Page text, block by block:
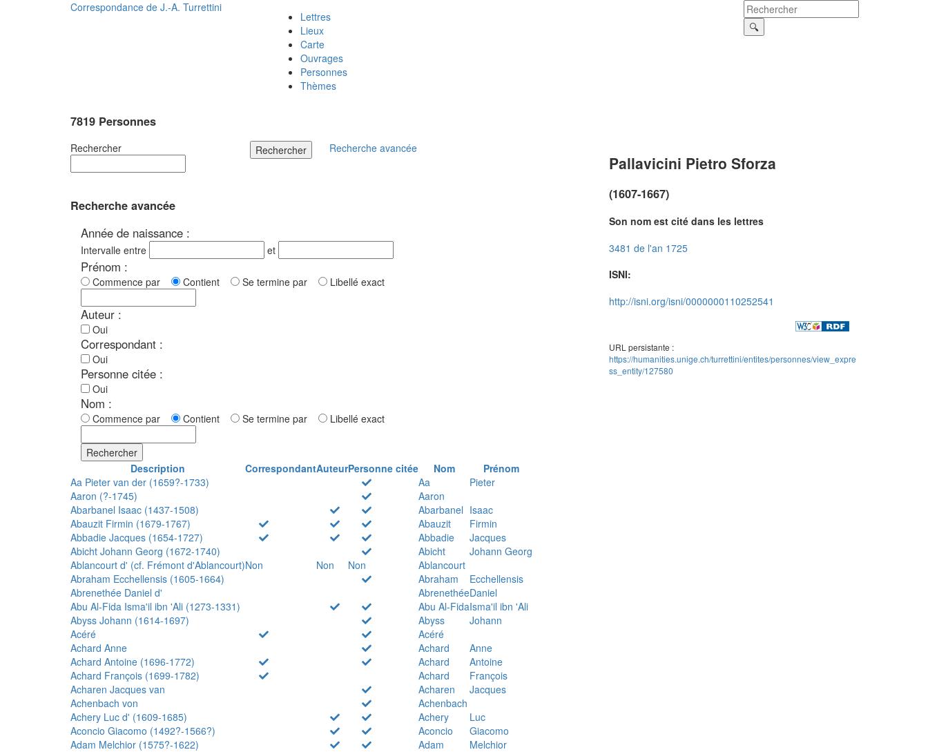
Correspondance de J.-A. Turrettini
Lettres
Lieux
Carte
Ouvrages
Personnes
Thèmes
7819 Personnes
Rechercher Rechercher Recherche avancée
Recherche avancée
Année de naissance :
Intervalle entre et
Prénom :
Commence par Contient Se termine par Libellé exact
Auteur :
Oui
Correspondant :
Oui
Personne citée :
Oui
Nom :
Commence par Contient Se termine par Libellé exact
Rechercher
Description
CorrespondantAuteurPersonne citée Nom
Prénom
Aa Pieter van der (1659?-1733)
Aa
Pieter
Aaron (?-1745)
Aaron
Abarbanel Isaac (1437-1508)
Abarbanel Isaac
Abauzit Firmin (1679-1767)
Abauzit
Firmin
Abbadie Jacques (1654-1727)
Abbadie
Jacques
Abicht Johann Georg (1672-1740)
Abicht
Johann Georg
Ablancourt d' (cf. Frémont d'Ablancourt)Non Non Non
Ablancourt
Abraham Ecchellensis (1605-1664)
Abraham
Ecchellensis
Abrenethée Daniel d'
AbrenethéeDaniel
Abu Al-Fida Isma'il ibn 'Ali (1273-1331)
Abu Al-FidaIsma'il ibn 'Ali
Abyss Johann (1614-1697)
Abyss
Johann
Acéré
Acéré
Achard Anne
Achard
Anne
Achard Antoine (1696-1772)
Achard
Antoine
Achard François (1699-1782)
Achard
François
Acharen Jacques van
Acharen
Jacques
Achenbach von
Achenbach
Achery Luc d' (1609-1685)
Achery
Luc
Aconcio Giacomo (1492?-1566?)
Aconcio
Giacomo
Adam Melchior (1575?-1622)
Adam
Melchior
Pallavicini Pietro Sforza
(1607-1667)
Son nom est cité dans les lettres
3481 de l'an 1725
ISNI:
http://isni.org/isni/0000000110252541
URL persistante :
https://humanities.unige.ch/turrettini/entites/personnes/view_expre
ss_entity/127580